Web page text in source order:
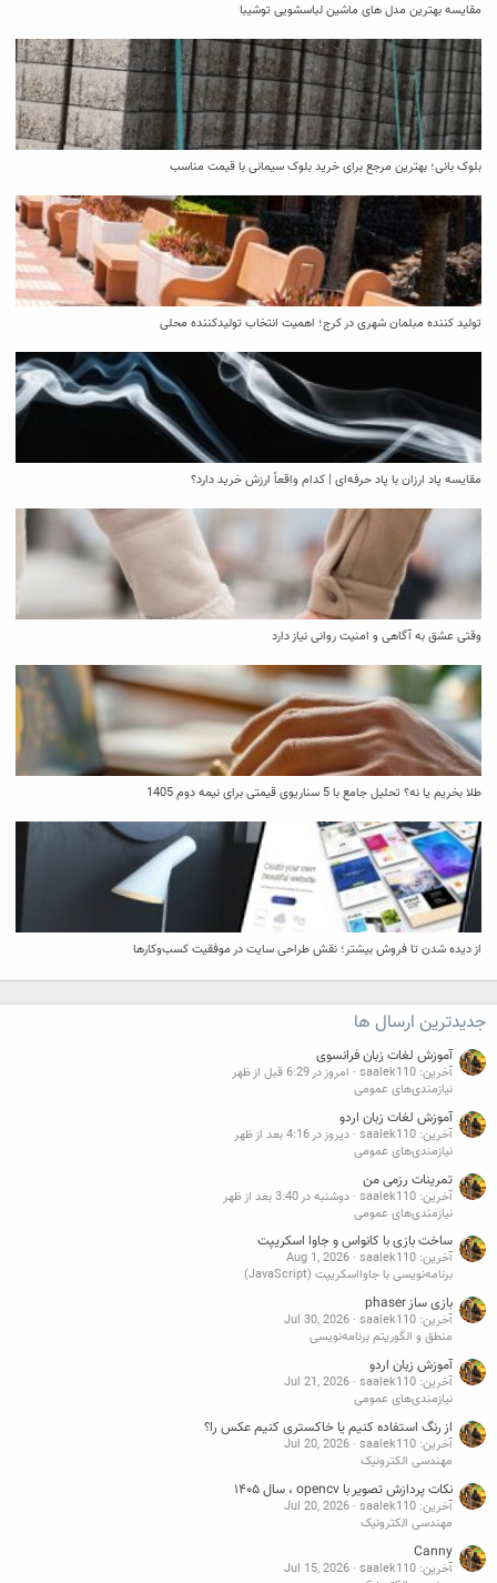
مقایسه بهترین مدل ‌های ماشین لباسشویی توشیبا
بلوک بانی؛ بهترین مرجع برای خرید بلوک سیمانی با قیمت مناسب
تولید کننده مبلمان شهری در کرج؛ اهمیت انتخاب تولیدکننده محلی
مقایسه پاد ارزان با پاد حرفه‌ای | کدام واقعاً ارزش خرید دارد؟
وقتی عشق به آگاهی و امنیت روانی نیاز دارد
طلا بخریم یا نه؟ تحلیل جامع با 5 سناریوی قیمتی برای نیمه دوم 1405
از دیده شدن تا فروش بیشتر؛ نقش طراحی سایت در موفقیت کسب‌وکارها
جدیدترین ارسال ها
آموزش لغات زبان فرانسوی
آخرین: saalek110
امروز در 6:29 قبل از ظهر
نیازمندی‌های عمومی
آموزش لغات زبان اردو
آخرین: saalek110
دیروز در 4:16 بعد از ظهر
نیازمندی‌های عمومی
تمرینات رزمی من
آخرین: saalek110
دوشنبه در 3:40 بعد از ظهر
نیازمندی‌های عمومی
ساخت بازی با کانواس و جاوا اسکریپت
آخرین: saalek110
Aug 1, 2026
برنامه‌نویسی با جاوااسکریپت (JavaScript)
بازی ساز phaser
آخرین: saalek110
Jul 30, 2026
منطق و الگوریتم برنامه‌نویسی
آموزش زبان اردو
آخرین: saalek110
Jul 21, 2026
نیازمندی‌های عمومی
از رنگ استفاده کنیم یا خاکستری کنیم عکس را؟
آخرین: saalek110
Jul 20, 2026
مهندسی الکترونیک
نکات پردازش تصویر با opencv ، سال ۱۴۰۵
آخرین: saalek110
Jul 20, 2026
مهندسی الکترونیک
Canny
آخرین: saalek110
Jul 15, 2026